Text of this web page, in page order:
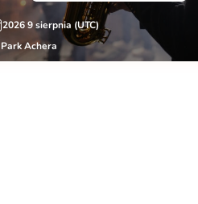
2026 9 sierpnia (UTC)
Park Achera